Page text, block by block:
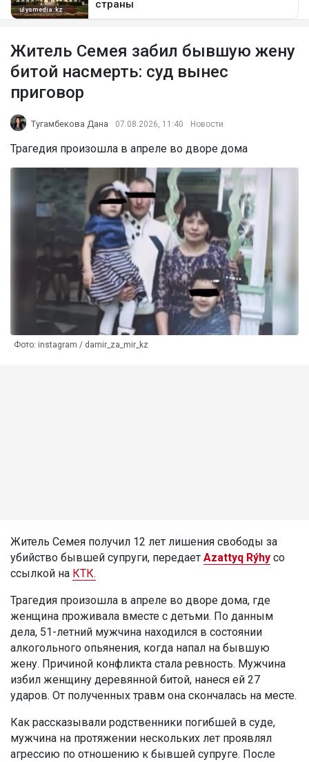
Житель Семея забил бывшую жену
битой насмерть: суд вынес
приговор
Тугамбекова Дана 07.08.2026, 11:40 Новости
Трагедия произошла в апреле во дворе дома
Фото: instagram / damir_za_mir_kz
Житель Семея получил 12 лет лишения свободы за
убийство бывшей супруги, передает Azattyq Rýhy со
ссылкой на КТК.
Трагедия произошла в апреле во дворе дома, где
женщина проживала вместе с детьми. По данным
дела, 51-летний мужчина находился в состоянии
алкогольного опьянения, когда напал на бывшую
жену. Причиной конфликта стала ревность. Мужчина
избил женщину деревянной битой, нанеся ей 27
ударов. От полученных травм она скончалась на месте.
Как рассказывали родственники погибшей в суде,
мужчина на протяжении нескольких лет проявлял
агрессию по отношению к бывшей супруге. После